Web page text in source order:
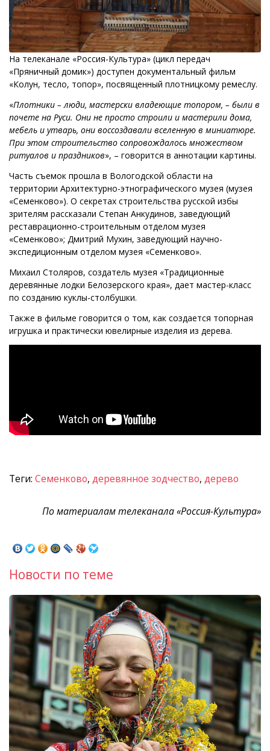
На телеканале «Россия-Культура» (цикл передач
«Пряничный домик») доступен документальный фильм
«Колун, тесло, топор», посвященный плотницкому ремеслу.
«Плотники – люди, мастерски владеющие топором, – были в
почете на Руси. Они не просто строили и мастерили дома,
мебель и утварь, они воссоздавали вселенную в миниатюре.
При этом строительство сопровождалось множеством
ритуалов и праздников», – говорится в аннотации картины.
Часть съемок прошла в Вологодской области на
территории Архитектурно-этнографического музея (музея
«Семенково»). О секретах строительства русской избы
зрителям рассказали Степан Анкудинов, заведующий
реставрационно-строительным отделом музея
«Семенково»; Дмитрий Мухин, заведующий научно-
экспедиционным отделом музея «Семенково».
Михаил Столяров, создатель музея «Традиционные
деревянные лодки Белозерского края», дает мастер-класс
по созданию куклы-столбушки.
Также в фильме говорится о том, как создается топорная
игрушка и практически ювелирные изделия из дерева.
Теги: Семенково, деревянное зодчество, дерево
По материалам телеканала «Россия-Культура»
Новости по теме